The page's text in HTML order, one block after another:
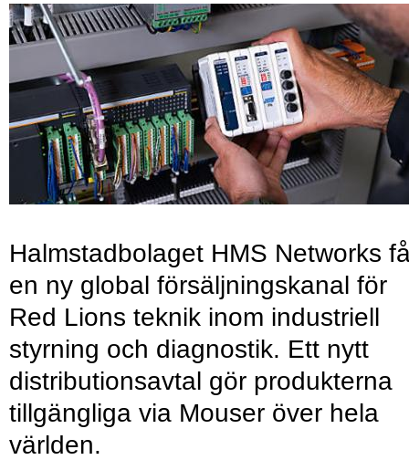
Halmstadbolaget HMS Networks
en ny global försäljningskanal för
Red Lions teknik inom industriell
styrning och diagnostik. Ett nytt
distributionsavtal gör produkterna
tillgängliga via Mouser över hela
världen.